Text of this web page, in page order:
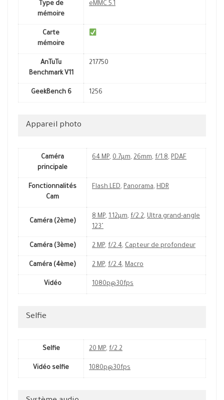
Type de
mémoire
eMMC 5.1
Carte
mémoire
AnTuTu
Benchmark V11
217750
GeekBench 6 1256
Appareil photo
Caméra
principale
64 MP, 0.7µm, 26mm, f/1.8, PDAF
Fonctionnalités
Cam
Flash LED, Panorama, HDR
Caméra (2ème)
8 MP, 1.12µm, f/2.2, Ultra grand-angle
123˚
Caméra (3ème) 2 MP, f/2.4, Capteur de profondeur
Caméra (4ème) 2 MP, f/2.4, Macro
Vidéo 1080p@30fps
Selfie
Selfie 20 MP, f/2.2
Vidéo selfie 1080p@30fps